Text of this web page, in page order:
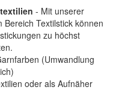
- Mit unserer
Textilstick können
zu höchst
(Umwandlung
oder als Aufnäher